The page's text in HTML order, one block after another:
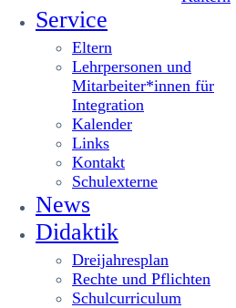
Service
Eltern
Lehrpersonen und
Mitarbeiter*innen für
Integration
Kalender
Links
Kontakt
Schulexterne
News
Didaktik
Dreijahresplan
Rechte und Pflichten
Schulcurriculum